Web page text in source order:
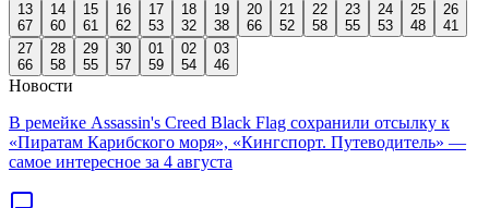
13
67
14
60
15
61
16
62
17
53
18
32
19
38
20
66
21
52
22
58
23
55
24
53
25
48
26
41
27
66
28
58
29
55
30
57
01
59
02
54
03
46
Новости
В ремейке Assassin's Creed Black Flag сохранили отсылку к
«Пиратам Карибского моря», «Кингспорт. Путеводитель» —
самое интересное за 4 августа